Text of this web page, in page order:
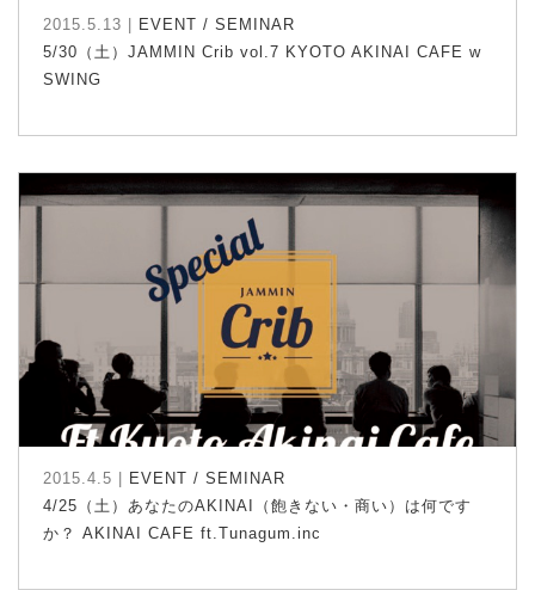
2015.5.13 |
EVENT / SEMINAR
5/30（土）JAMMIN Crib vol.7 KYOTO AKINAI CAFE w
SWING
2015.4.5 |
EVENT / SEMINAR
4/25（土）あなたのAKINAI（飽きない・商い）は何です
か？ AKINAI CAFE ft.Tunagum.inc